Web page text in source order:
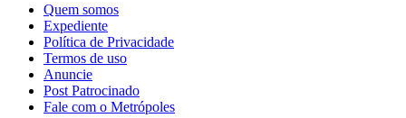
Quem somos
Expediente
Política de Privacidade
Termos de uso
Anuncie
Post Patrocinado
Fale com o Metrópoles